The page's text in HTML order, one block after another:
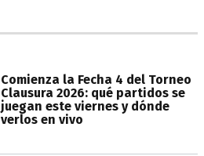
Comienza la Fecha 4 del Torneo
Clausura 2026: qué partidos se
juegan este viernes y dónde
verlos en vivo